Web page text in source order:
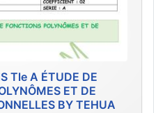
Tle A ÉTUDE DE
ET DE
BY TEHUA